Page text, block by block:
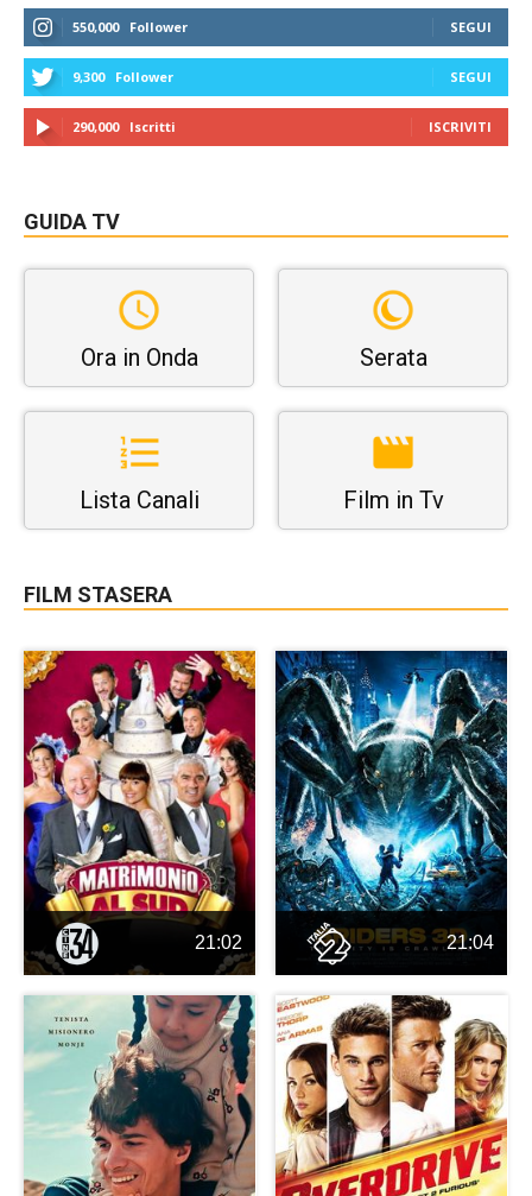
550,000 Follower SEGUI
9,300 Follower SEGUI
290,000 Iscritti ISCRIVITI
GUIDA TV
Ora in Onda Serata
Lista Canali Film in Tv
FILM STASERA
21:02 21:04